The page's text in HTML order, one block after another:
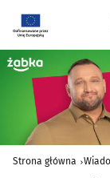
Strona główna